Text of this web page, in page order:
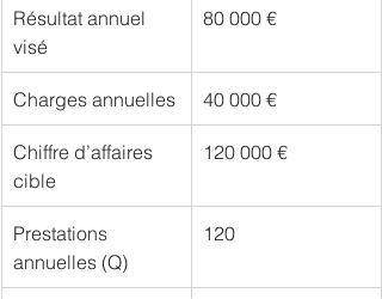
Résultat annuel
visé
80 000 €
Charges annuelles 40 000 €
Chiffre d’affaires
cible
120 000 €
Prestations
annuelles (Q)
120